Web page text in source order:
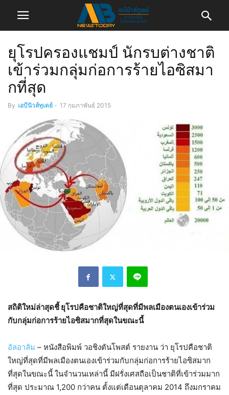
ยุโรปครองแชมป์ นักรบต่างชาติ
เข้าร่วมกลุ่มก่อการร้ายไอซิสมา
กที่สุด
By เอบีนิวส์ทูเดย์ - 17 กุมภาพันธ์ 2015
สถิติใหม่ล่าสุดชี้ ยุโรปคือชาติใหญ่ที่สุดที่มีพลเมืองตนเองเข้าร่วม
กับกลุ่มก่อการร้ายไอซิสมากที่สุดในขณะนี้
อัลอาลัม – หนังสือพิมพ์ วอชิงตันโพสต์ รายงาน ว่า ยุโรปคือชาติ
ใหญ่ที่สุดที่มีพลเมืองตนเองเข้าร่วมกับกลุ่มก่อการร้ายไอซิสมาก
ที่สุดในขณะนี้ ในจำนวนเหล่านี้ มีฝรั่งเศสถือเป็นชาติที่เข้าร่วมมาก
ที่สุด ประมาณ 1,200 กว่าคน ตั้งแต่เดือนตุลาคม 2014 ถึงมกราคม